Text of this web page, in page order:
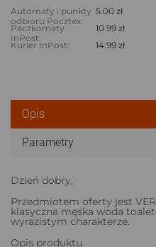
Automaty i punkty
odbioru Pocztex:
5.00 zł
Paczkomaty
InPost:
10.99 zł
Kurier InPost:
14.99 zł
Opis
Parametry
Dzień dobry,
Przedmiotem oferty jest
klasyczna męska woda
wyrazistym charakterze.
Opis produktu